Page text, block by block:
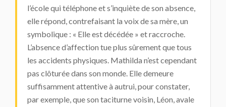
l’école qui téléphone et s’inquiète de son absence,
elle répond, contrefaisant la voix de sa mère, un
symbolique : « Elle est décédée » et raccroche.
L’absence d’affection tue plus sûrement que tous
les accidents physiques. Mathilda n’est cependant
pas clôturée dans son monde. Elle demeure
suffisamment attentive à autrui, pour constater,
par exemple, que son taciturne voisin, Léon, avale